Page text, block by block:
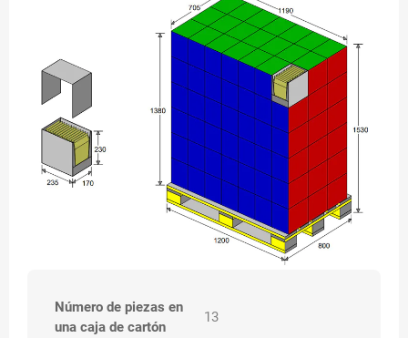
Número de piezas en
una caja de cartón
13